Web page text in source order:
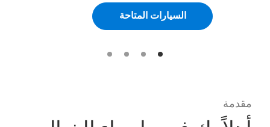
السيارات المتاحة
مقدمة